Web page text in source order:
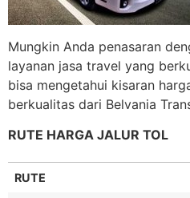
Mungkin Anda penasaran
layanan jasa travel yang
bisa mengetahui kisaran
berkualitas dari Belvania
RUTE HARGA JALUR TOL
RUTE